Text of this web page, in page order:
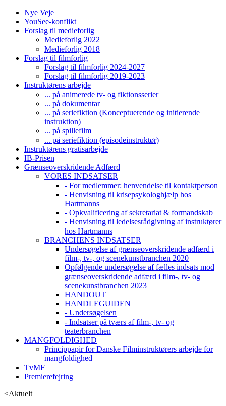
Nye Veje
YouSee-konflikt
Forslag til medieforlig
Medieforlig 2022
Medieforlig 2018
Forslag til filmforlig
Forslag til filmforlig 2024-2027
Forslag til filmforlig 2019-2023
Instruktørens arbejde
... på animerede tv- og fiktionsserier
... på dokumentar
... på seriefiktion (Konceptuerende og initierende
instruktion)
... på spillefilm
... på seriefiktion (episodeinstruktør)
Instruktørens gratisarbejde
IB-Prisen
Grænseoverskridende Adfærd
VORES INDSATSER
- For medlemmer: henvendelse til kontaktperson
- Henvisning til krisepsykologhjælp hos
Hartmanns
- Opkvalificering af sekretariat & formandskab
- Henvisning til ledelsesrådgivning af instruktører
hos Hartmanns
BRANCHENS INDSATSER
Undersøgelse af grænseoverskridende adfærd i
film-, tv-, og scenekunstbranchen 2020
Opfølgende undersøgelse af fælles indsats mod
grænseoverskridende adfærd i film-, tv- og
scenekunstbranchen 2023
HANDOUT
HANDLEGUIDEN
- Undersøgelsen
- Indsatser på tværs af film-, tv- og
teaterbranchen
MANGFOLDIGHED
Princippapir for Danske Filminstruktørers arbejde for
mangfoldighed
TvMF
Premierefejring
<Aktuelt